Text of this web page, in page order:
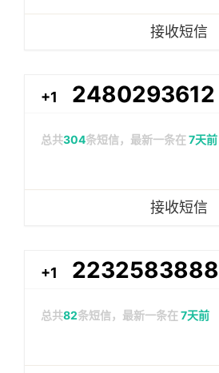
接收短信
+1 2480293612
总共304条短信，最新一条在7天前
接收短信
+1 2232583888
总共82条短信，最新一条在7天前